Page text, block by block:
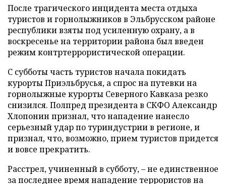
После трагического инцидента места отдыха
туристов и горнолыжников в Эльбрусском районе
республики взяты под усиленную охрану, а в
воскресенье на территории района был введен
режим контртеррористической операции.
С субботы часть туристов начала покидать
курорты Приэльбрусья, а спрос на путевки на
горнолыжные курорты Северного Кавказа резко
снизился. Полпред президента в СКФО Александр
Хлопонин признал, что нападение нанесло
серьезный удар по туриндустрии в регионе, и
признал, что, возможно, прием туристов придется
и вовсе прекратить.
Расстрел, учиненный в субботу, – не единственное
за последнее время нападение террористов на